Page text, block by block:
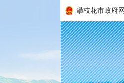
攀枝花市政府网